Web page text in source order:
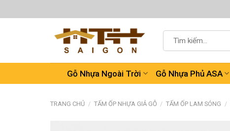
đến
kiếm:
Gỗ Nhựa Ngoài Trời Gỗ Nhựa Phủ ASA
TRANG CHỦ / TẤM ỐP NHỰA GIẢ GỖ / TẤM ỐP LAM SÓNG /